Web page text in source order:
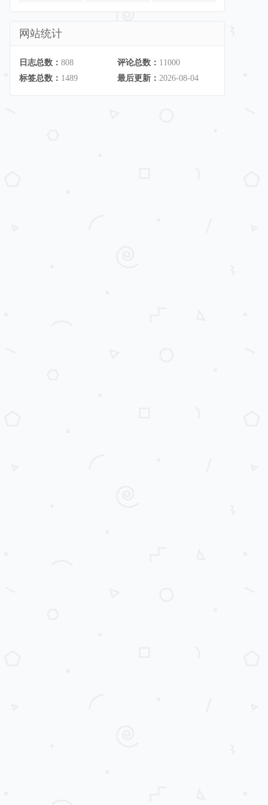
网站统计
日志总数： 808 评论总数： 11000
标签总数： 1489 最后更新： 2026-08-04